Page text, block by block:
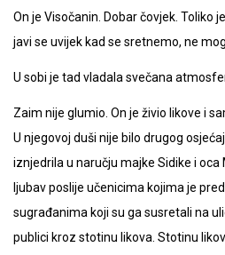
On je Visočanin. Dobar čovjek. Toliko
javi se uvijek kad se sretnemo, ne
U sobi je tad vladala svečana
Zaim nije glumio. On je živio likove i
U njegovoj duši nije bilo drugog
iznjedrila u naručju majke Sidike i
ljubav poslije učenicima kojima je
sugrađanima koji su ga susretali na
publici kroz stotinu likova. Stotinu